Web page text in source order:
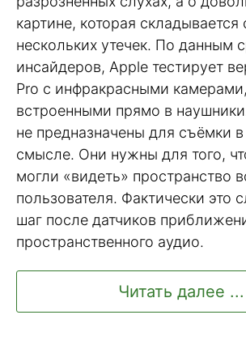
картине, которая складывается
нескольких утечек. По данным
инсайдеров, Apple тестирует
Pro с инфракрасными камерами,
встроенными прямо в
не предназначены для съёмки
смысле. Они нужны для того,
могли «видеть» пространство
пользователя. Фактически это
шаг после датчиков
пространственного аудио.
Читать далее ...